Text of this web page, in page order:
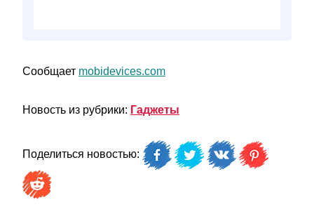
Сообщает mobidevices.com
Новость из рубрики: Гаджеты
Поделиться новостью: